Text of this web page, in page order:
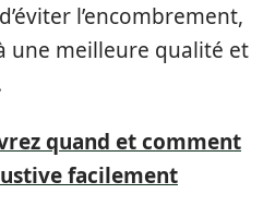
l’encombrement,
une meilleure qualité et
quand et comment
facilement